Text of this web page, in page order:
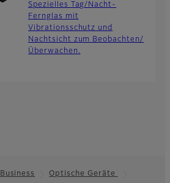
Spezielles Tag/Nacht-
Fernglas mit
Vibrationsschutz und
Nachtsicht zum Beobachten/
Überwachen.
Business
Optische Geräte